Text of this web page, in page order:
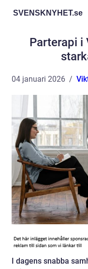
SVENSKNYHET.se
Parterapi i
04 januari 2026
I dagens snabba